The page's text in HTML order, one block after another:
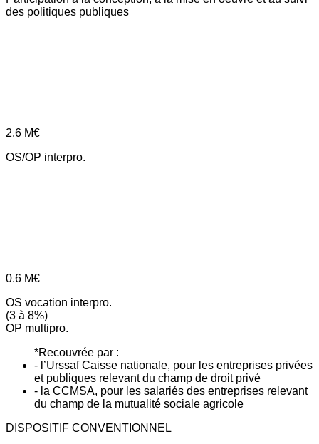
des politiques publiques
2.6 M€
OS/OP interpro.
0.6 M€
OS vocation interpro.
(3 à 8%)
OP multipro.
*Recouvrée par :
- l’Urssaf Caisse nationale, pour les entreprises privées
et publiques relevant du champ de droit privé
- la CCMSA, pour les salariés des entreprises relevant
du champ de la mutualité sociale agricole
DISPOSITIF CONVENTIONNEL